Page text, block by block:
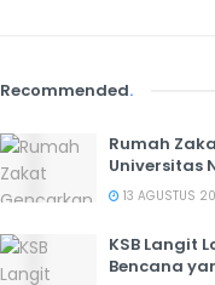
Recommended.
Rumah
Universitas
13 AGUSTUS
KSB Langit
Bencana